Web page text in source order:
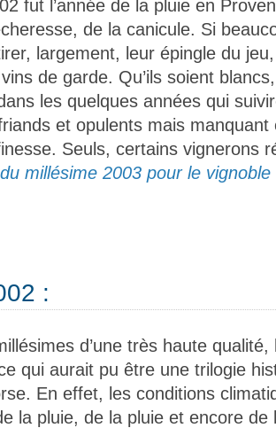
fut l’année de la pluie en
de la canicule. Si
largement, leur épingle du
de garde. Qu’ils soient
les quelques années qui
et opulents mais manquant
Seuls, certains vignerons
millésime 2003 pour le
:
d’une très haute
qui aurait pu être une trilogie
En effet, les conditions
la pluie, de la pluie et encore de